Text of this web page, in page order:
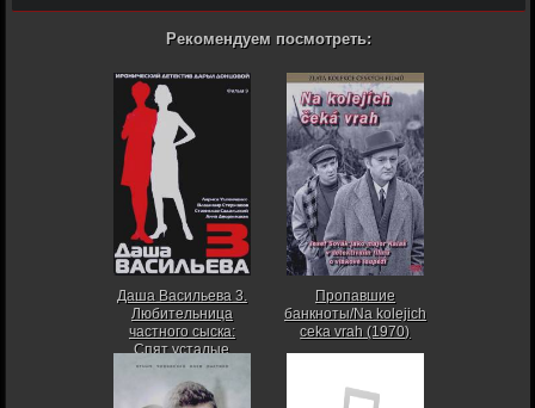
Рекомендуем посмотреть:
Даша Васильева 3.
Любительница
частного сыска:
Спят усталые
игрушки/Dasha
Vasilyeva 3.
Lyubitelynitca
Пропавшие
банкноты/Na kolejich
ceka vrah (1970)